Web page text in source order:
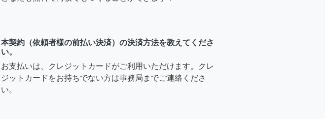
本契約（依頼者様の前払い決済）の決済方法を教えてくださ
い。
お支払いは、クレジットカードがご利用いただけます。クレ
ジットカードをお持ちでない方は事務局までご連絡くださ
い。